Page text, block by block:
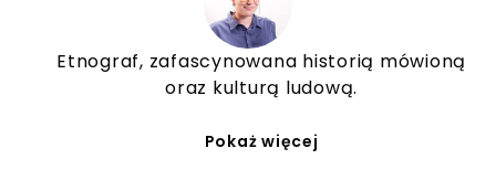
Etnograf, zafascynowana historią mówioną
oraz kulturą ludową.
Pokaż więcej